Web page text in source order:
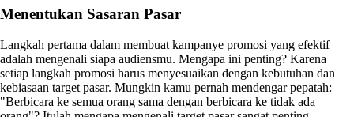
Menentukan Sasaran Pasar
Langkah pertama dalam membuat kampanye promosi yang efektif
adalah mengenali siapa audiensmu. Mengapa ini penting? Karena
setiap langkah promosi harus menyesuaikan dengan kebutuhan dan
kebiasaan target pasar. Mungkin kamu pernah mendengar pepatah:
"Berbicara ke semua orang sama dengan berbicara ke tidak ada